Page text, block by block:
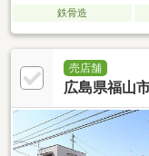
鉄骨造
売店舗
広島県福山